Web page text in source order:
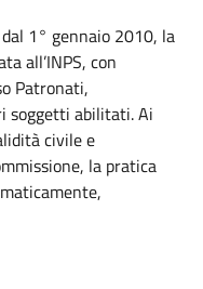
1° gennaio 2010, la
all’INPS, con
Patronati,
soggetti abilitati. Ai
civile e
la pratica